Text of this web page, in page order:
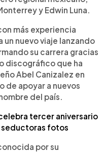
y Edwin Luna.
más experiencia
nuevo viaje lanzando
su carrera gracias
discográfico que ha
Abel Canizalez en
de apoyar a nuevos
del país.
tercer aniversario
seductoras fotos
por su